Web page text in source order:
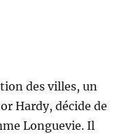
des villes, un
Hardy, décide de
Longuevie. Il